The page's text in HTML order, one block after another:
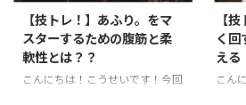
間）：火曜日（１６：１０〜１
７：２０）月額受講料 ￥９，９
００−アクロバットクラス ※小
学生以上対象開講日（開講時
と、
行う
えき
立っ
【技トレ！】あふり。をマ
スターするための腹筋と柔
軟性とは？？
こんにちは！こうせいです！今回
【
く回
える
こん